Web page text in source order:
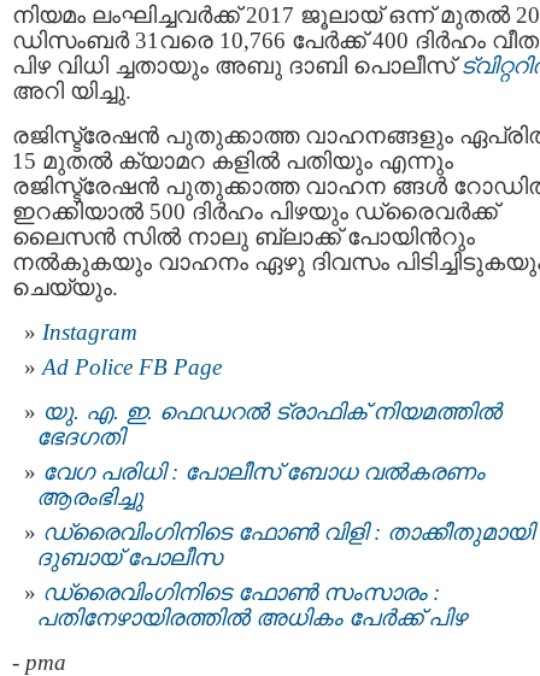
നിയമം ലംഘിച്ചവര്‍ക്ക് 2017 ജൂലായ് ഒന്ന് മുതൽ
ഡിസംബർ 31വരെ 10,766 പേർക്ക് 400 ദിർഹം
പിഴ വിധി ച്ചതായും അബു ദാബി പൊലീസ്
അറി യിച്ചു.
രജിസ്ട്രേഷൻ പുതുക്കാത്ത വാഹനങ്ങളും
15 മുതൽ ക്യാമറ കളില്‍ പതിയും എന്നും
രജിസ്ട്രേഷൻ പുതുക്കാത്ത വാഹന ങ്ങൾ
ഇറക്കിയാൽ 500 ദിർഹം പിഴയും ഡ്രൈവര്‍ക്ക്
ലൈസന്‍ സില്‍ നാലു ബ്ലാക്ക് പോയിൻറും
നല്‍കുകയും വാഹനം ഏഴു ദിവസം
ചെയ്യും.
Instagram
Ad Police FB Page
യു. എ. ഇ. ഫെഡറൽ ട്രാഫിക് നിയമത്തിൽ
ഭേദഗതി
വേഗ പരിധി : പോലീസ് ബോധ വല്‍കരണം
ആരംഭിച്ചു
ഡ്രൈവിംഗിനിടെ ഫോണ്‍ വിളി : താക്കീതുമായി
ദുബായ് പോലീസ
ഡ്രൈവിംഗിനിടെ ഫോണ്‍ സംസാരം :
പതിനേഴായിരത്തില്‍ അധികം പേര്‍ക്ക് പിഴ
- pma